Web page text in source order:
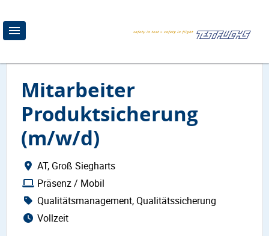
Mitarbeiter
Produktsicherung
(m/w/d)
AT, Groß Siegharts
Präsenz / Mobil
Qualitätsmanagement, Qualitätssicherung
Vollzeit